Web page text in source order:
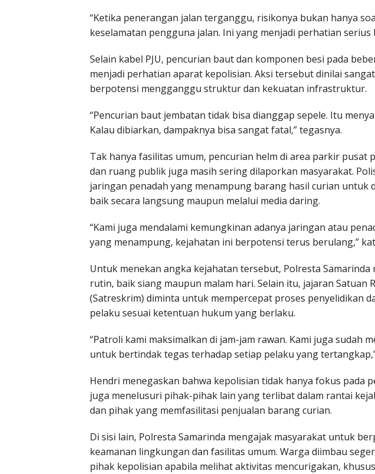
“Ketika penerangan jalan terganggu, risikonya bukan hanya
keselamatan pengguna jalan. Ini yang menjadi perhatian serius
Selain kabel PJU, pencurian baut dan komponen besi pada
menjadi perhatian aparat kepolisian. Aksi tersebut dinilai
berpotensi mengganggu struktur dan kekuatan infrastruktur.
“Pencurian baut jembatan tidak bisa dianggap sepele. Itu
Kalau dibiarkan, dampaknya bisa sangat fatal,” tegasnya.
Tak hanya fasilitas umum, pencurian helm di area parkir pusat
dan ruang publik juga masih sering dilaporkan masyarakat.
jaringan penadah yang menampung barang hasil curian untuk
baik secara langsung maupun melalui media daring.
“Kami juga mendalami kemungkinan adanya jaringan atau
yang menampung, kejahatan ini berpotensi terus berulang,”
Untuk menekan angka kejahatan tersebut, Polresta
rutin, baik siang maupun malam hari. Selain itu, jajaran Satuan
(Satreskrim) diminta untuk mempercepat proses penyelidikan
pelaku sesuai ketentuan hukum yang berlaku.
“Patroli kami maksimalkan di jam-jam rawan. Kami juga sudah
untuk bertindak tegas terhadap setiap pelaku yang
Hendri menegaskan bahwa kepolisian tidak hanya fokus pada
juga menelusuri pihak-pihak lain yang terlibat dalam rantai
dan pihak yang memfasilitasi penjualan barang curian.
Di sisi lain, Polresta Samarinda mengajak masyarakat untuk
keamanan lingkungan dan fasilitas umum. Warga diimbau
pihak kepolisian apabila melihat aktivitas mencurigakan,